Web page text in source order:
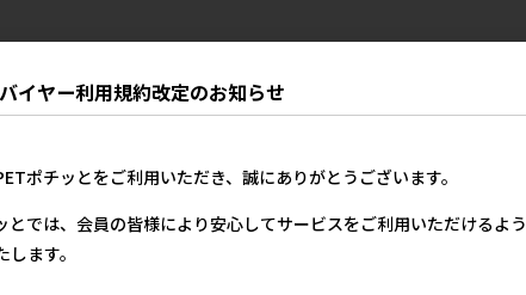
バイヤー利用規約改定のお知らせ
ポチッとをご利用いただき、誠にありがとうございます。
とでは、会員の皆様により安心してサービスをご利用いただける
ます。